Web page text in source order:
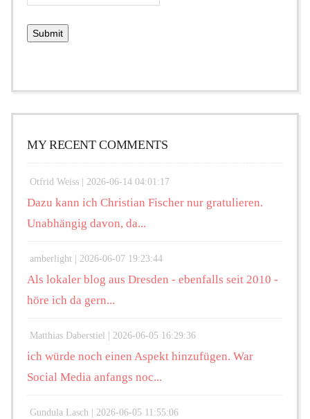
MY RECENT COMMENTS
Otfrid Weiss | 2026-06-14 04:01:17
Dazu kann ich Christian Fischer nur gratulieren.
Unabhängig davon, da...
amberlight | 2026-06-07 19:23:44
Als lokaler blog aus Dresden - ebenfalls seit 2010 -
höre ich da gern...
Matthias Daberstiel | 2026-06-05 16:29:36
ich würde noch einen Aspekt hinzufügen. War
Social Media anfangs noc...
Gundula Lasch | 2026-06-05 11:55:06